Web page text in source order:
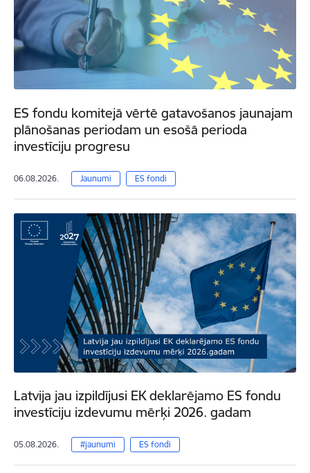
ES fondu komitejā vērtē gatavošanos jaunajam
plānošanas periodam un esošā perioda
investīciju progresu
06.08.2026. Jaunumi ES fondi
Latvija jau izpildījusi EK deklarējamo ES fondu
investīciju izdevumu mērķi 2026. gadam
05.08.2026. #jaunumi ES fondi